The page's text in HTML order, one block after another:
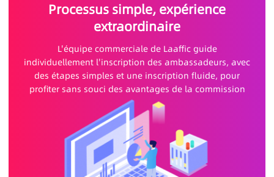
Processus simple, expérience
extraordinaire
L'équipe commerciale de Laaffic guide
individuellement l'inscription des ambassadeurs, avec
des étapes simples et une inscription fluide, pour
profiter sans souci des avantages de la commission